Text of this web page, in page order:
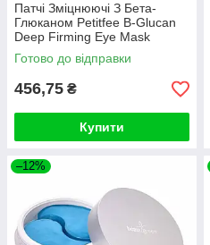
Патчі Зміцнюючі З Бета-
Глюканом Petitfee B-Glucan
Deep Firming Eye Mask
Готово до відправки
456,75 ₴
Купити
–12%